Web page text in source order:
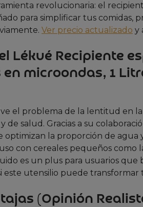
revolucionaria: el
para simplificar tus comidas,
Ver precio actualizado y
Lékué Recipiente
en microondas, 1
el problema de la lentitud en
de salud. Gracias a su
optimizan la proporción de agua
con cereales pequeños como
es un plus para usuarios que
este utensilio puede transformar
(Opinión